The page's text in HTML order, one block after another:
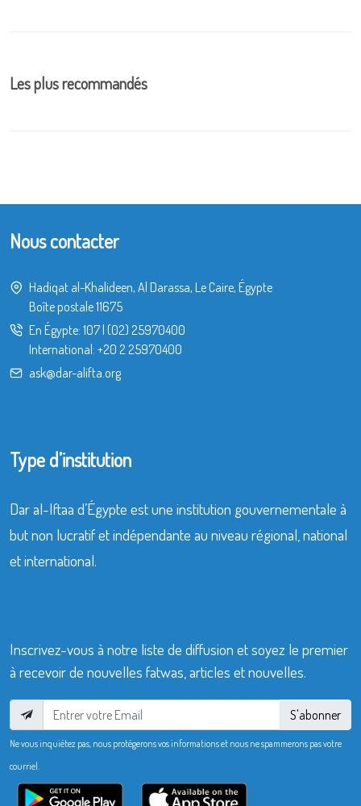
Les plus recommandés
Nous contacter
Hadiqat al-Khalideen, Al Darassa, Le Caire, Égypte
Boîte postale 11675
En Égypte: 107| (02) 25970400
International: +20 2 25970400
ask@dar-alifta.org
Type d’institution
Dar al-Iftaa d’Égypte est une institution gouvernementale à
but non lucratif et indépendante au niveau régional, national
et international.
Inscrivez-vous à notre liste de diffusion et soyez le premier
à recevoir de nouvelles fatwas, articles et nouvelles.
S'abonner
Ne vous inquiétez pas, nous protégerons vos informations et nous ne spammerons pas votre
courriel.